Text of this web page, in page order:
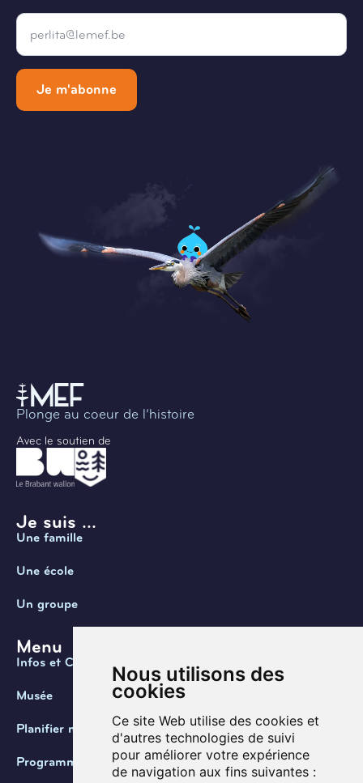
Nous utilisons des
cookies
Ce site Web utilise des cookies et
d'autres technologies de suivi
pour améliorer votre expérience
de navigation aux fins suivantes :
Email
Je m'abonne
Plonge au coeur de l’histoire
Avec le soutien de
Je suis ...
Une famille
Une école
Un groupe
Menu
Infos et Contact
Musée
Planifier ma visite
Programmation